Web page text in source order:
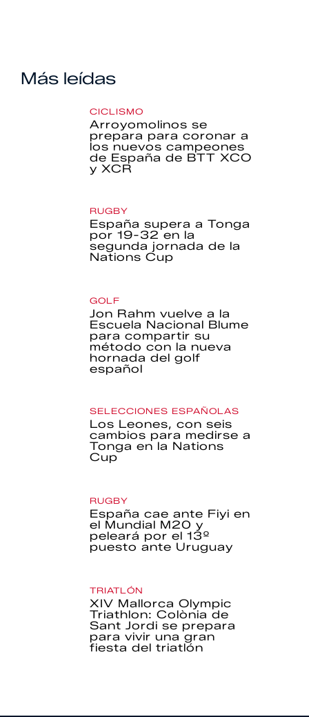
Más leídas
CICLISMO
Arroyomolinos se
prepara para coronar a
los nuevos campeones
de España de BTT XCO
y XCR
RUGBY
España supera a Tonga
por 19-32 en la
segunda jornada de la
Nations Cup
GOLF
Jon Rahm vuelve a la
Escuela Nacional Blume
para compartir su
método con la nueva
hornada del golf
español
SELECCIONES ESPAÑOLAS
Los Leones, con seis
cambios para medirse a
Tonga en la Nations
Cup
RUGBY
España cae ante Fiyi en
el Mundial M20 y
peleará por el 13º
puesto ante Uruguay
TRIATLÓN
XIV Mallorca Olympic
Triathlon: Colònia de
Sant Jordi se prepara
para vivir una gran
fiesta del triatlón